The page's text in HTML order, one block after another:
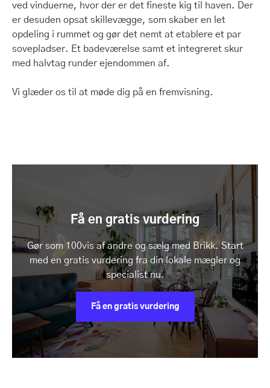
ved vinduerne, hvor der er det fineste kig til haven. Der
er desuden opsat skillevægge, som skaber en let
opdeling i rummet og gør det nemt at etablere et par
sovepladser. Et badeværelse samt et integreret skur
med halvtag runder ejendommen af.
Vi glæder os til at møde dig på en fremvisning.
Få en gratis vurdering
Gør som 100vis af andre og sælg med Brikk. Start
med en gratis vurdering fra din lokale mægler og
specialist nu.
Få en gratis vurdering